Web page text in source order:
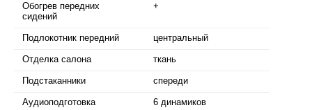
Обогрев передних
сидений
+
Подлокотник передний центральный
Отделка салона ткань
Подстаканники спереди
Аудиоподготовка 6 динамиков